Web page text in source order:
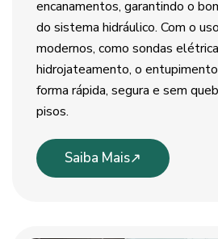
encanamentos, garantindo o
do sistema hidráulico. Com o
modernos, como sondas
hidrojateamento, o
forma rápida, segura e sem
pisos.
Saiba Mais